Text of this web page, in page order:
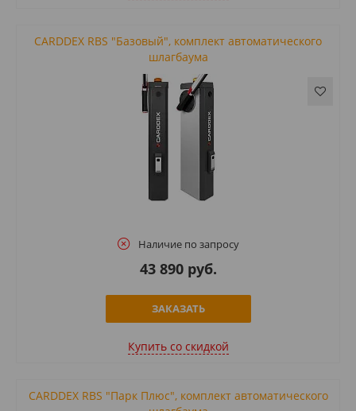
CARDDEX RBS "Базовый", комплект автоматического
шлагбаума
Наличие по запросу
43 890 руб.
ЗАКАЗАТЬ
Купить cо скидкой
CARDDEX RBS "Парк Плюс", комплект автоматического